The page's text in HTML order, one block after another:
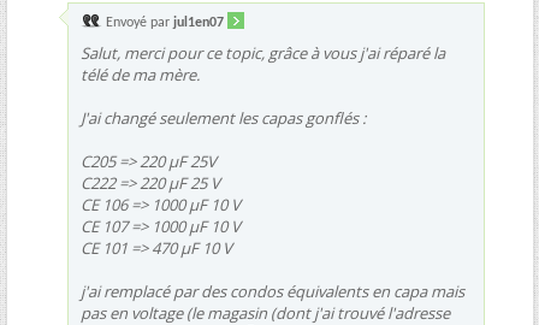
Envoyé par jul1en07
Salut, merci pour ce topic, grâce à vous j'ai réparé la
télé de ma mère.
J'ai changé seulement les capas gonflés :
C205 => 220 µF 25V
C222 => 220 µF 25 V
CE 106 => 1000 µF 10 V
CE 107 => 1000 µF 10 V
CE 101 => 470 µF 10 V
j'ai remplacé par des condos équivalents en capa mais
pas en voltage (le magasin (dont j'ai trouvé l'adresse